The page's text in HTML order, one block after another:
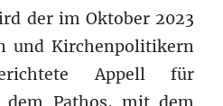
der im Oktober 2023
und Kirchenpolitikern
Appell für